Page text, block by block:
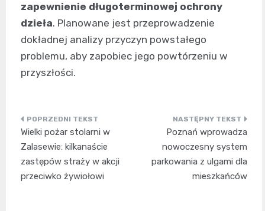
zapewnienie długoterminowej ochrony
dzieła. Planowane jest przeprowadzenie
dokładnej analizy przyczyn powstałego
problemu, aby zapobiec jego powtórzeniu w
przyszłości.
Nawigacja
wpisu
Wielki pożar stolarni w
Zalasewie: kilkanaście
zastępów straży w akcji
przeciwko żywiołowi
Poznań wprowadza
nowoczesny system
parkowania z ulgami dla
mieszkańców